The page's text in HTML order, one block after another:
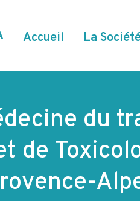
v
g
t
i
o
Accueil La
du
de